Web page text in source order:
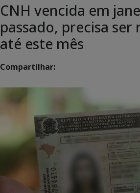
CNH vencida em
passado, precisa ser
até este mês
Compartilhar: